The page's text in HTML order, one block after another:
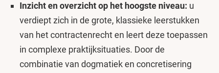
Inzicht en overzicht op het hoogste niveau: u
verdiept zich in de grote, klassieke leerstukken
van het contractenrecht en leert deze toepassen
in complexe praktijksituaties. Door de
combinatie van dogmatiek en concretisering